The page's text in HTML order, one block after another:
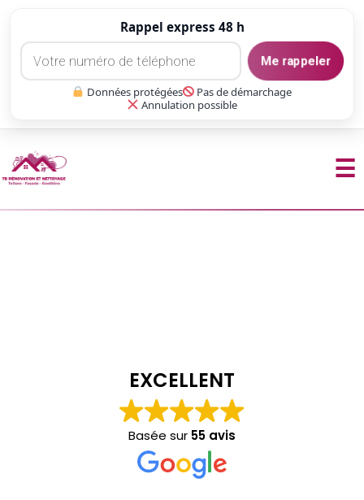
Rappel express 48 h
Me rappeler
Données protégées
Pas de démarchage
Annulation possible
☰
EXCELLENT
Basée sur 55 avis